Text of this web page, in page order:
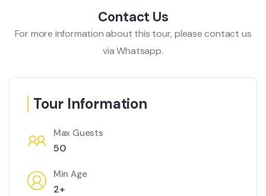
Contact Us
For more information about this tour, please contact us
via Whatsapp.
Tour Information
Max Guests
50
Min Age
2+